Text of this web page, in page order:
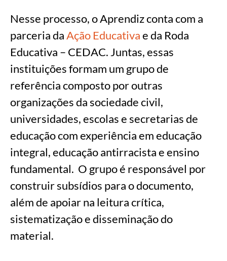
Nesse processo, o Aprendiz conta com a
parceria daAção Educativae da Roda
Educativa – CEDAC. Juntas, essas
instituições formam um grupo de
referência composto por outras
organizações da sociedade civil,
universidades, escolas e secretarias de
educação com experiência em educação
integral, educação antirracista e ensino
fundamental. O grupo é responsável por
construir subsídios para o documento,
além de apoiar na leitura crítica,
sistematização e disseminação do
material.